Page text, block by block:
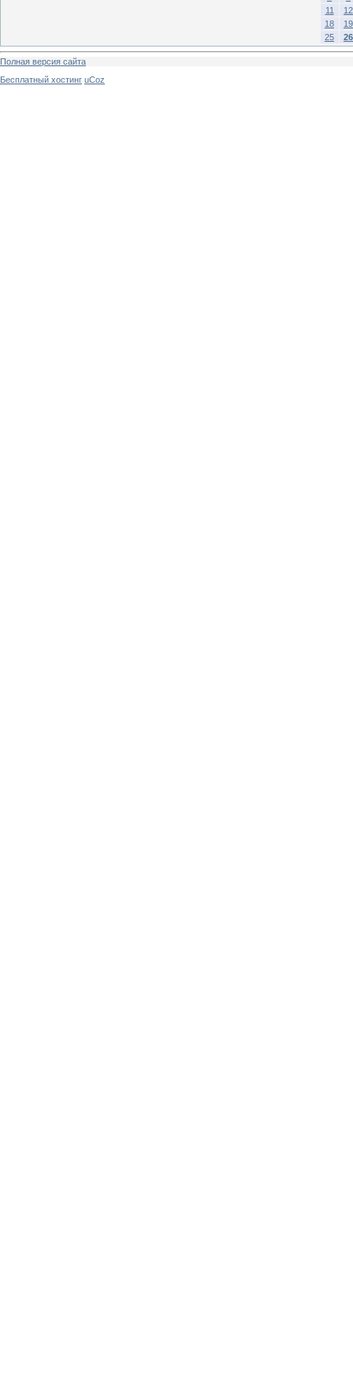
11
12
18
19
25
26
Полная версия сайта
Бесплатный хостинг uCoz